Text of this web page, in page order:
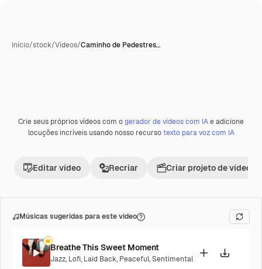
Início/stock/Vídeos/Caminho de Pedestres…
Premium
Crie seus próprios vídeos com ogerador de vídeos com IAe adicione
locuções incríveis usando nosso recursotexto para voz com IA
Editar vídeo Recriar Criar projeto de vídeo
Músicas sugeridas para este vídeo
Breathe This Sweet Moment
Jazz, Lofi, Laid Back, Peaceful,Sentimental